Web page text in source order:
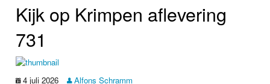
Kijk op Krimpen aflevering
731
4 juli 2026 Alfons Schramm